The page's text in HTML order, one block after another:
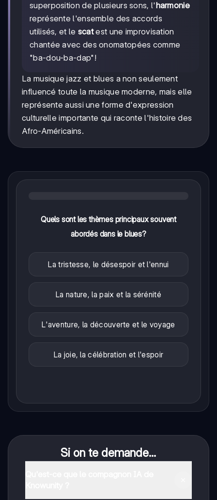
superposition de plusieurs sons, l'harmonie
représente l'ensemble des accords
utilisés, et le scatest une improvisation
chantée avec des onomatopées comme
"ba-dou-ba-dap"!
La musique jazz et blues a non seulement
influencé toute la musique moderne, mais elle
représente aussi une forme d'expression
culturelle importante qui raconte l'histoire des
Afro-Américains.
Quels sont les thèmes principaux souvent
abordés dans le blues?
La tristesse, le désespoir et l'ennui
La nature, la paix et la sérénité
L'aventure, la découverte et le voyage
La joie, la célébration et l'espoir
Si on te demande...